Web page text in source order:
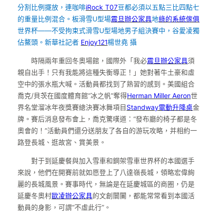
分割比例擺放，連咖啡iRock T07豆都必須以五點三比四點七
的重量比例混合。板滑雪U型場震旦辦公家具地綠的系統傢俱
世界杯——不受拘束式滑雪U型場地男子組決賽中，谷愛凌獨
佔鰲頭。 新華社記者 Enjoy121楊世堯 攝
時隔兩年重回冬奧場館，國際外「我必震旦辦公家具須
親自出手！只有我能將這種失衡導正！」她對著牛土豪和虛
空中的張水瓶大喊。活動員都找到了熟習的感到。美國組合
喬克/貝茨在國度體育館“冰之帆”奪得Herman Miller Aeron世
界名堂溜冰年夜獎賽總決賽冰舞項目 Standway電動升降桌金
牌。賽后消息發布會上，喬克驚嘆道：“發布廳的椅子都是冬
奧會的！”活動員們還分送朋友了各自的游玩攻略，并相約一
路登長城、逛故宮、賞美景。
對于到延慶餐與加入雪車和鋼架雪車世界杯的本國選手
來說，他們在開賽前就如愿登上了八達嶺長城，領略宏偉絢
麗的長城風景。賽事時代，無論是在延慶城區的商圈，仍是
延慶冬奧村歐凌辦公家具的文創闤闠，都能常常看到本國活
動員的身影，可謂“不虛此行”。